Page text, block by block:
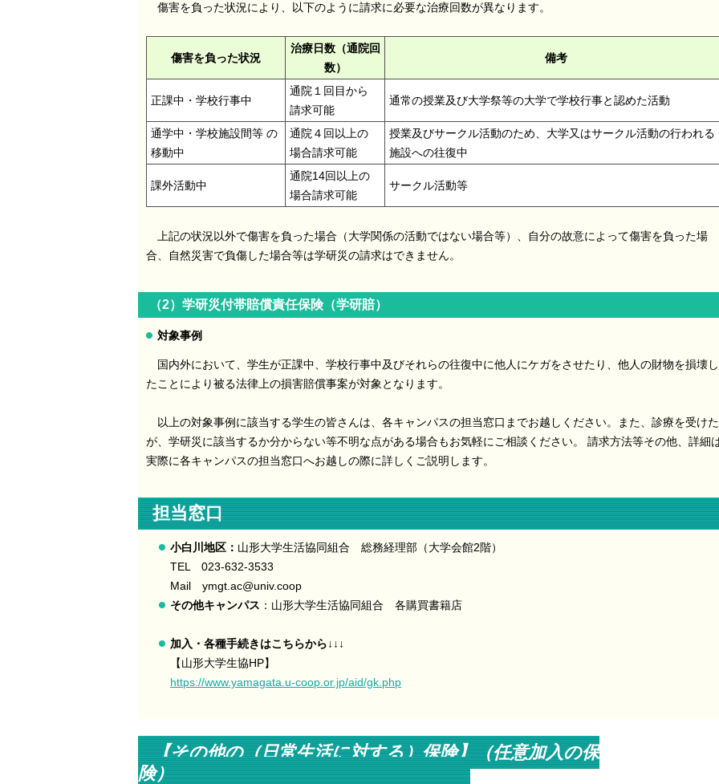
傷害を負った状況により、以下のように請求に必要な治療回数が異なります。
傷害を負った状況
治療日数（通院回
数）
備考
正課中・学校行事中
通院１回目から
請求可能
通常の授業及び大学祭等の大学で学校行事と認めた活動
通学中・学校施設間等 の
移動中
通院４回以上の
場合請求可能
授業及びサークル活動のため、大学又はサークル活動の行われる
施設への往復中
課外活動中
通院14回以上の
場合請求可能
サークル活動等
上記の状況以外で傷害を負った場合（大学関係の活動ではない場合等）、自分の故意によって傷害を負った場
合、自然災害で負傷した場合等は学研災の請求はできません。
（2）学研災付帯賠償責任保険（学研賠）
対象事例
国内外において、学生が正課中、学校行事中及びそれらの往復中に他人にケガをさせたり、他人の財物を損壊し
たことにより被る法律上の損害賠償事案が対象となります。
以上の対象事例に該当する学生の皆さんは、各キャンパスの担当窓口までお越しください。また、診療を受けた
が、学研災に該当するか分からない等不明な点がある場合もお気軽にご相談ください。 請求方法等その他、詳細
実際に各キャンパスの担当窓口へお越しの際に詳しくご説明します。
担当窓口
小白川地区： 山形大学生活協同組合 総務経理部 （大学会館2階）
TEL 023-632-3533
Mail ymgt.ac@univ.coop
その他キャンパス ：山形大学生活協同組合 各購買書籍店
加入・各種手続きはこちらから↓↓↓
【山形大学生協HP】
https://www.yamagata.u-coop.or.jp/aid/gk.php
【その他の（日常生活に対する）保険】（任意加入の保
険）